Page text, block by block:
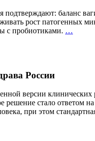
баланс
рост патогенных
с пробиотиками. …
России
версии
стало ответом
при этом